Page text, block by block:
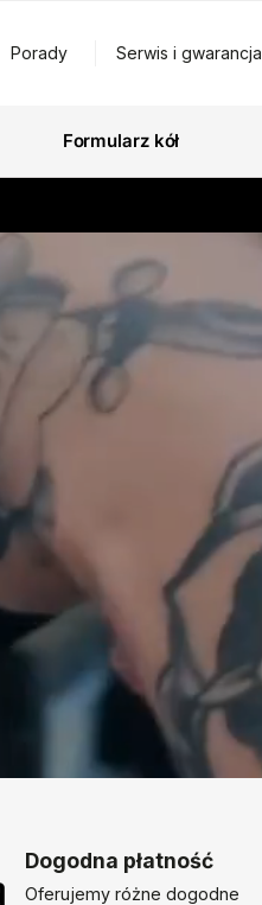
Porady Serwis i gwarancja
Formularz kół
Dogodna płatność
Oferujemy różne dogodne